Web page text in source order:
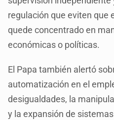
regulación que eviten que
quede concentrado en
económicas o políticas.
El Papa también alertó
automatización en el
desigualdades, la
y la expansión de